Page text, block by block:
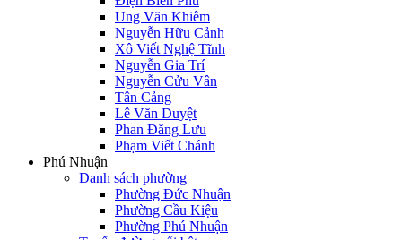
Ung Văn Khiêm
Nguyễn Hữu Cảnh
Xô Viết Nghệ Tĩnh
Nguyễn Gia Trí
Nguyễn Cửu Vân
Tân Cảng
Lê Văn Duyệt
Phan Đăng Lưu
Phạm Viết Chánh
Phú Nhuận
Danh sách phường
Phường Đức Nhuận
Phường Cầu Kiệu
Phường Phú Nhuận